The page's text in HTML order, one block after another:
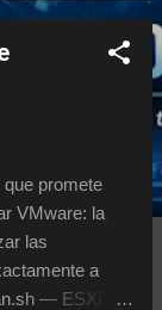
promete
VMware: la
las
a
— ESXi →